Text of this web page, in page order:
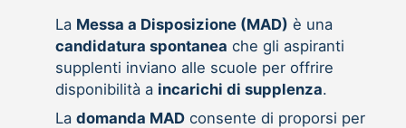
La Messa a Disposizione (MAD) è una
candidatura spontanea che gli aspiranti
supplenti inviano alle scuole per offrire
disponibilità a incarichi di supplenza.
La domanda MADconsente di proporsi per